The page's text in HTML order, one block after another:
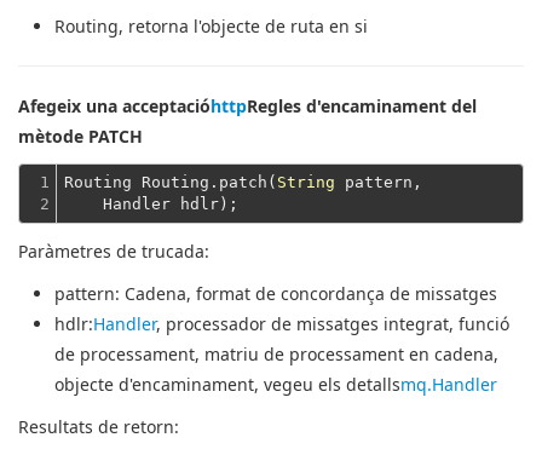
Routing, retorna l'objecte de ruta en si
Afegeix una acceptacióhttpRegles d'encaminament del
mètode PATCH
1
2
Routing Routing.patch( String pattern,
    Handler hdlr);
Paràmetres de trucada:
pattern: Cadena, format de concordança de missatges
hdlr:Handler, processador de missatges integrat, funció
de processament, matriu de processament en cadena,
objecte d'encaminament, vegeu els detallsmq.Handler
Resultats de retorn: